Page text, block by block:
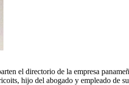
el directorio de la empresa
hijo del abogado y empleado de